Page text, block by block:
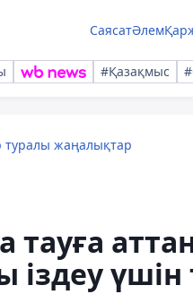
СаясатӘлем
#Қазақмыс
туралы жаңалықтар
тауға
үшін